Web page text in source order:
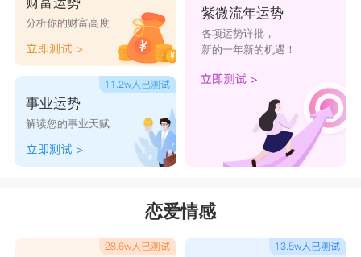
分析你的财富高度
事业运势
解读您的事业天赋
紫微流年运势
各项运势详批，
新的一年新的机遇！
恋爱情感